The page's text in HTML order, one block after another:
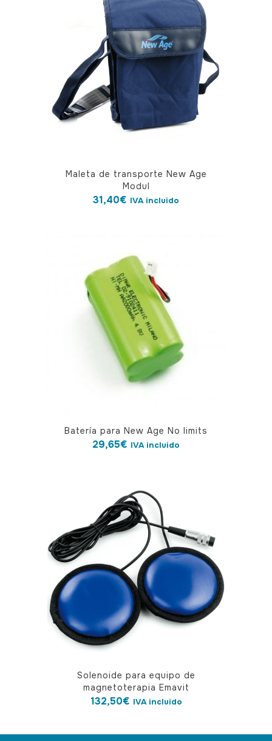
Maleta de transporte New Age
Modul
31,40€ IVA incluido
Batería para New Age No limits
29,65€ IVA incluido
Solenoide para equipo de
magnetoterapia Emavit
132,50€ IVA incluido